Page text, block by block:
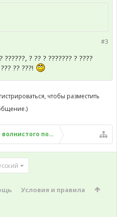
#3
??????, ? ?? ? ??????? ? ????
?? ???!
чтобы разместить
попугая
Условия и правила